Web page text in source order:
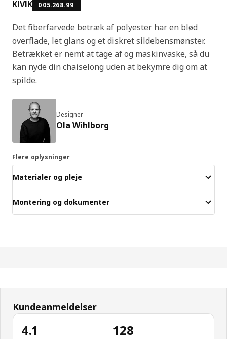
KIVIK 005.268.99
Det fiberfarvede betræk af polyester har en blød
overflade, let glans og et diskret sildebensmønster.
Betrækket er nemt at tage af og maskinvaske, så du
kan nyde din chaiselong uden at bekymre dig om at
spilde.
Designer
Ola Wihlborg
Flere oplysninger
Materialer og pleje
Montering og dokumenter
Kundeanmeldelser
4.1 128